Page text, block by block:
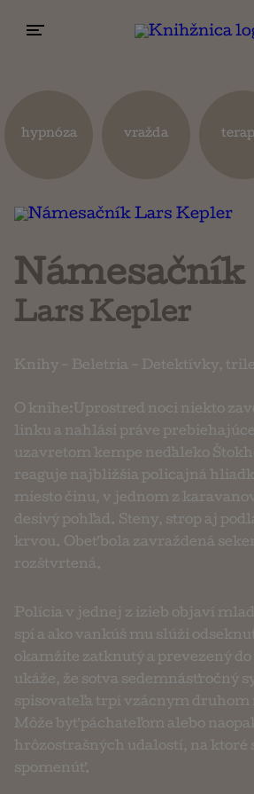
hypnóza vražda
Námesačník
Lars Kepler
Knihy - Beletria - Detektívky,
O knihe:Uprostred noci niekto
linku a nahlási práve
uzavretom kempe neďaleko
reaguje najbližšia policajná
miesto činu, v jednom z
desivý pohľad. Steny, strop aj
krvou. Obeť bola zavraždená
rozštvrtená.
Polícia v jednej z izieb objaví
spí a ako vankúš mu slúži
okamžite zatknutý a prevezený do
ukáže, že sotva sedemnásťročný
spisovateľa trpí vzácnym druhom
Môže byť páchateľom alebo
hrôzostrašných udalostí, na ktoré
spomenúť.